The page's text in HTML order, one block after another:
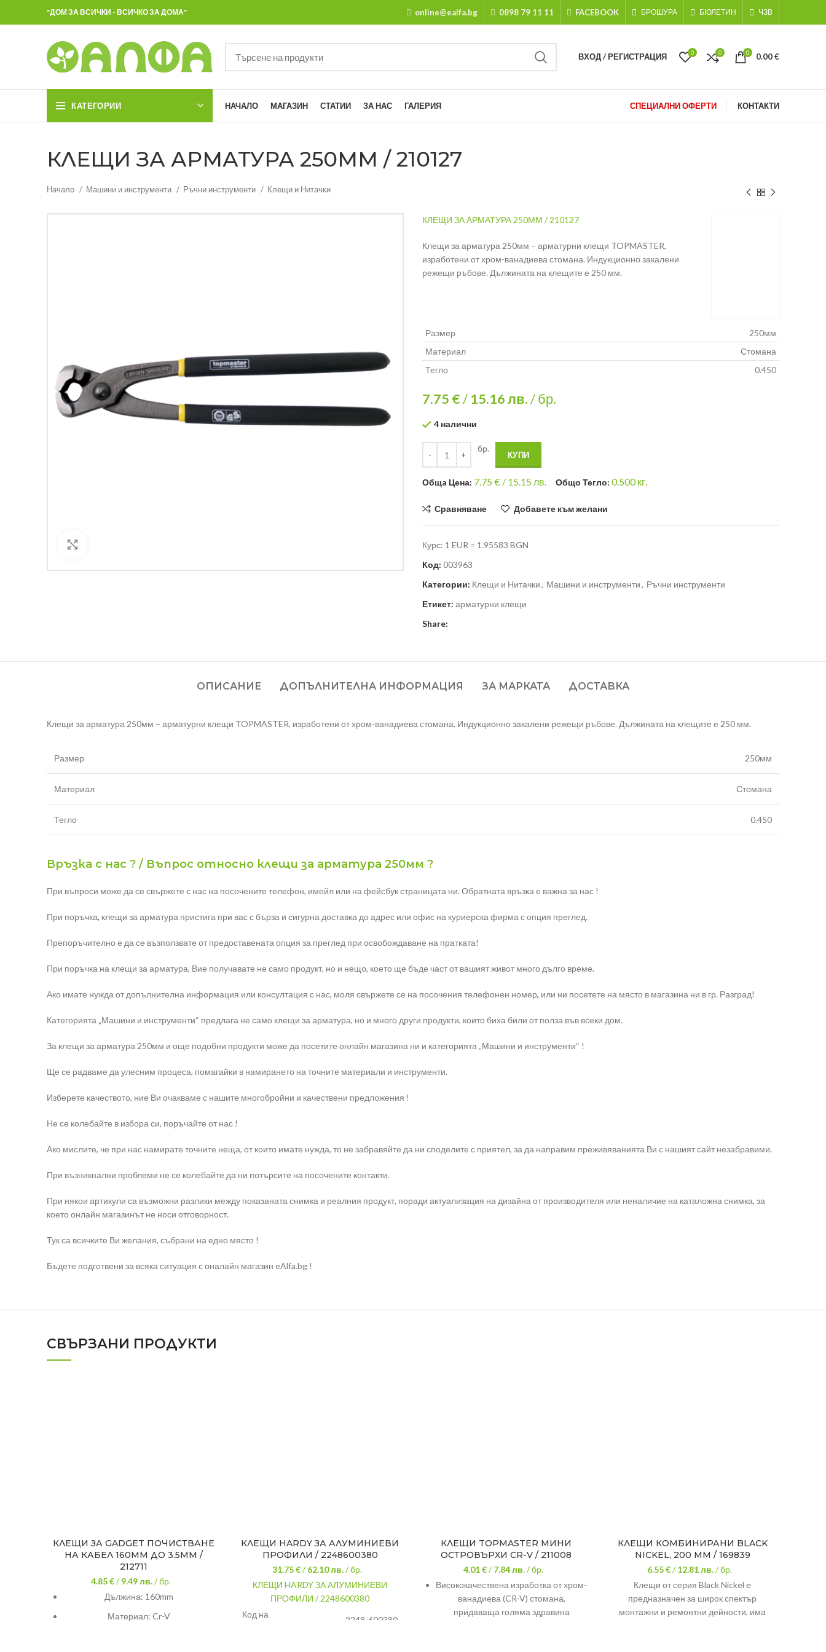
"ДОМ ЗА ВСИЧКИ - ВСИЧКО ЗА ДОМА" online@ealfa.bg 0898 79 11 11 FACEBOOK БРОШУРА БЮЛЕТИН ЧЗВ
ВХОД / РЕГИСТРАЦИЯ 0 0 0 0.00€
КАТЕГОРИИ НАЧАЛО МАГАЗИН СТАТИИ ЗА НАС ГАЛЕРИЯ СПЕЦИАЛНИ ОФЕРТИ КОНТАКТИ
КЛЕЩИ ЗА АРМАТУРА 250ММ / 210127
Начало Машини и инструменти Ръчни инструменти Клещи и Нитачки
КЛЕЩИ ЗА АРМАТУРА 250ММ / 210127
Клещи за арматура 250мм – арматурни клещи TOPMASTER,
изработени от хром-ванадиева стомана. Индукционно закалени
режещи ръбове. Дължината на клещите е 250 мм.
Размер
250мм
Материал
Стомана
Тегло
0.450
7.75 €/ 15.16лв./ бр.
4 налични
бр.
КУПИ
Общa Цена: 7.75€ / 15.15 лв. Общо Тегло: 0.500кг.
Сравняване Добавете към желани
Курс: 1 EUR = 1.95583 BGN
Код: 003963
Категории: Клещи и Нитачки, Машини и инструменти, Ръчни инструменти
Етикет: арматурни клещи
Share:
ОПИСАНИЕ ДОПЪЛНИТЕЛНА ИНФОРМАЦИЯ ЗА МАРКАТА ДОСТАВКА
Клещи за арматура 250мм – арматурни клещи TOPMASTER, изработени от хром-ванадиева стомана. Индукционно закалени режещи ръбове. Дължината на клещите е 250 мм.
Размер 250мм
Материал Стомана
Тегло 0.450
Връзка с нас ? / Въпрос относно клещи за арматура 250мм ?
При въпроси може да се свържете с нас на посочените телефон, имейл или на фейсбук страницата ни. Обратната връзка е важна за нас !
При поръчка, клещи за арматура пристига при вас с бърза и сигурна доставка до адрес или офис на куриерска фирма с опция преглед.
Препоръчително е да се възползвате от предоставената опция за преглед при освобождаване на пратката!
При поръчка на клещи за арматура, Вие получавате не само продукт, но и нещо, което ще бъде част от вашият живот много дълго време.
Ако имате нужда от допълнителна информация или консултация с нас, моля свържете се на посочения телефонен номер, или ни посетете на място в магазина ни в гр. Разград!
Категорията „Машини и инструменти“ предлага не само клещи за арматура, но и много други продукти, които биха били от полза във всеки дом.
За клещи за арматура 250мм и още подобни продукти може да посетите онлайн магазина ни и категорията „Машини и инструменти“ !
Ще се радваме да улесним процеса, помагайки в намирането на точните материали и инструменти.
Изберете качеството, ние Ви очакваме с нашите многобройни и качествени предложения !
Не се колебайте в избора си, поръчайте от нас !
Ако мислите, че при нас намирате точните неща, от които имате нужда, то не забравяйте да ни споделите с приятел, за да направим преживяванията Ви с нашият сайт незабравими.
При възникнални проблеми не се колебайте да ни потърсите на посочените контакти.
При някои артикули са възможни разлики между показаната снимка и реалния продукт, поради актуализация на дизайна от производителя или неналичие на каталожна снимка, за
което онлайн магазинът не носи отговорност.
Тук са всичките Ви желания, събрани на едно място !
Бъдете подготвени за всяка ситуация с оналайн магазин eAlfa.bg !
СВЪРЗАНИ ПРОДУКТИ
КЛЕЩИ ЗА GADGET ПОЧИСТВАНЕ
НА КАБЕЛ 160MM ДО 3.5MM /
212711
4.85 €/9.49лв. / бр.
Дължина: 160mm
Материал: Cr-V
КЛЕЩИ HARDY ЗА АЛУМИНИЕВИ
ПРОФИЛИ / 2248600380
31.75 €/62.10лв. / бр.
КЛЕЩИ HARDY ЗА АЛУМИНИЕВИ
ПРОФИЛИ / 2248600380
Код на
2248-600380
КЛЕЩИ TOPMASTER МИНИ
ОСТРОВЪРХИ CR-V / 211008
4.01 €/7.84лв. / бр.
Висококачествена изработка от хром-
ванадиева (CR-V) стомана,
придаваща голяма здравина
КЛЕЩИ КОМБИНИРАНИ BLACK
NICKEL, 200 ММ / 169839
6.55 €/12.81лв. / бр.
Клещи от серия Black Nickel е
предназначен за широк спектър
монтажни и ремонтни дейности, има